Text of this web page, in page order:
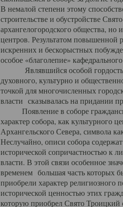
В немалой степени этому
строительстве и обустройстве
архангелогородского общества, но
центров. Результатом повышенной
искренних и бескорыстных
особое «благолепие»
Являвшийся особой гордостью
духовного, культурно и
точкой для многочисленных
власти сказывалась на придании
Появление в соборе
характер собора, как культурного
Архангельского Севера, символа
Неслучайно, описи собора
исторической сопричастностью к
власти. В этой связи особенное
временем большая часть которых
приобрели характер
исторической ценностью этих
которую приобрел Свято Троицкий